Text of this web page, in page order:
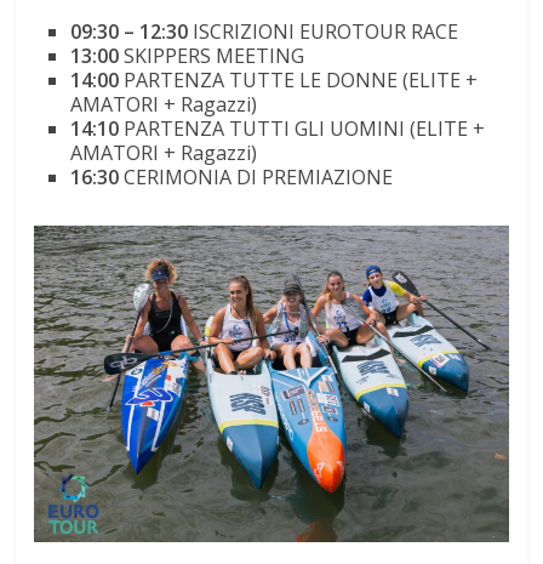
09:30 – 12:30 ISCRIZIONI EUROTOUR RACE
13:00SKIPPERS MEETING
14:00 PARTENZA TUTTE LE DONNE (ELITE +
AMATORI + Ragazzi)
14:10 PARTENZA TUTTI GLI UOMINI (ELITE +
AMATORI + Ragazzi)
16:30CERIMONIA DI PREMIAZIONE